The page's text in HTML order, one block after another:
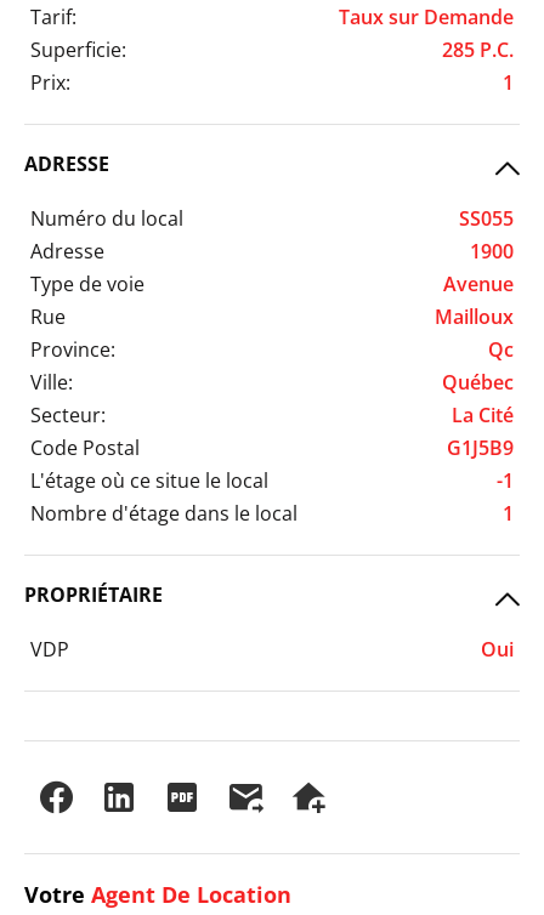
Tarif:
Taux sur Demande
Superficie:
285 P.C.
Prix:
1
ADRESSE
Numéro du local
SS055
Adresse
1900
Type de voie
Avenue
Rue
Mailloux
Province:
Qc
Ville:
Québec
Secteur:
La Cité
Code Postal
G1J5B9
L'étage où ce situe le local
-1
Nombre d'étage dans le local
1
PROPRIÉTAIRE
VDP Oui
Votre Agent De Location